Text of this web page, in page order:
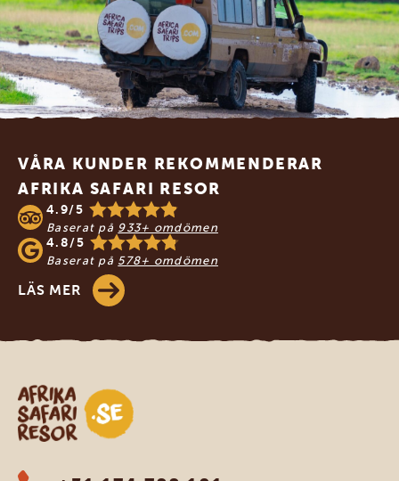
Footer
VÅRA KUNDER REKOMMENDERAR
AFRIKA SAFARI RESOR
4.9/5
Baserat på 933+ omdömen
4.8/5
Baserat på 578+ omdömen
LÄS MER
Safari-resor i Afrika